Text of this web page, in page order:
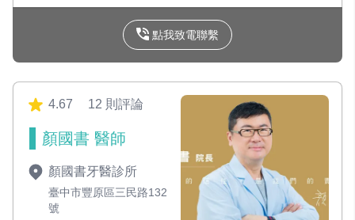
點我致電聯繫
4.67 12 則評論
顏國書 醫師
顏國書牙醫診所
臺中市豐原區三民路132
號